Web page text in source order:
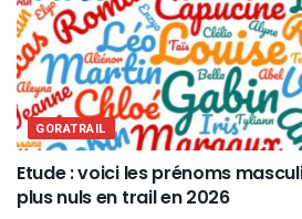
GORATRAIL
Etude : voici les prénoms
plus nuls en trail en 2026